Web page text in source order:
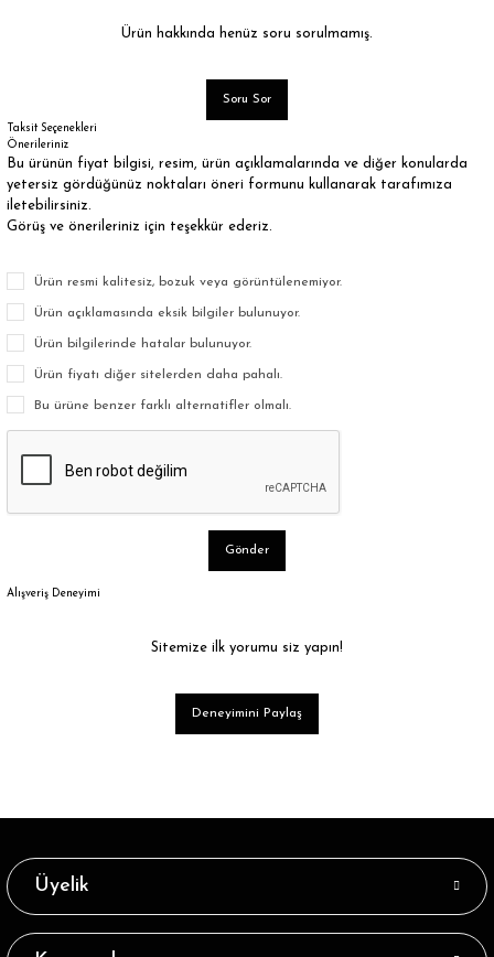
Ürün hakkında henüz soru sorulmamış.
Soru Sor
Taksit Seçenekleri
Önerileriniz
Bu ürünün fiyat bilgisi, resim, ürün açıklamalarında ve diğer konularda
yetersiz gördüğünüz noktaları öneri formunu kullanarak tarafımıza
iletebilirsiniz.
Görüş ve önerileriniz için teşekkür ederiz.
Ürün resmi kalitesiz, bozuk veya görüntülenemiyor.
Ürün açıklamasında eksik bilgiler bulunuyor.
Ürün bilgilerinde hatalar bulunuyor.
Ürün fiyatı diğer sitelerden daha pahalı.
Bu ürüne benzer farklı alternatifler olmalı.
Gönder
Alışveriş Deneyimi
Sitemize ilk yorumu siz yapın!
Deneyimini Paylaş
Üyelik